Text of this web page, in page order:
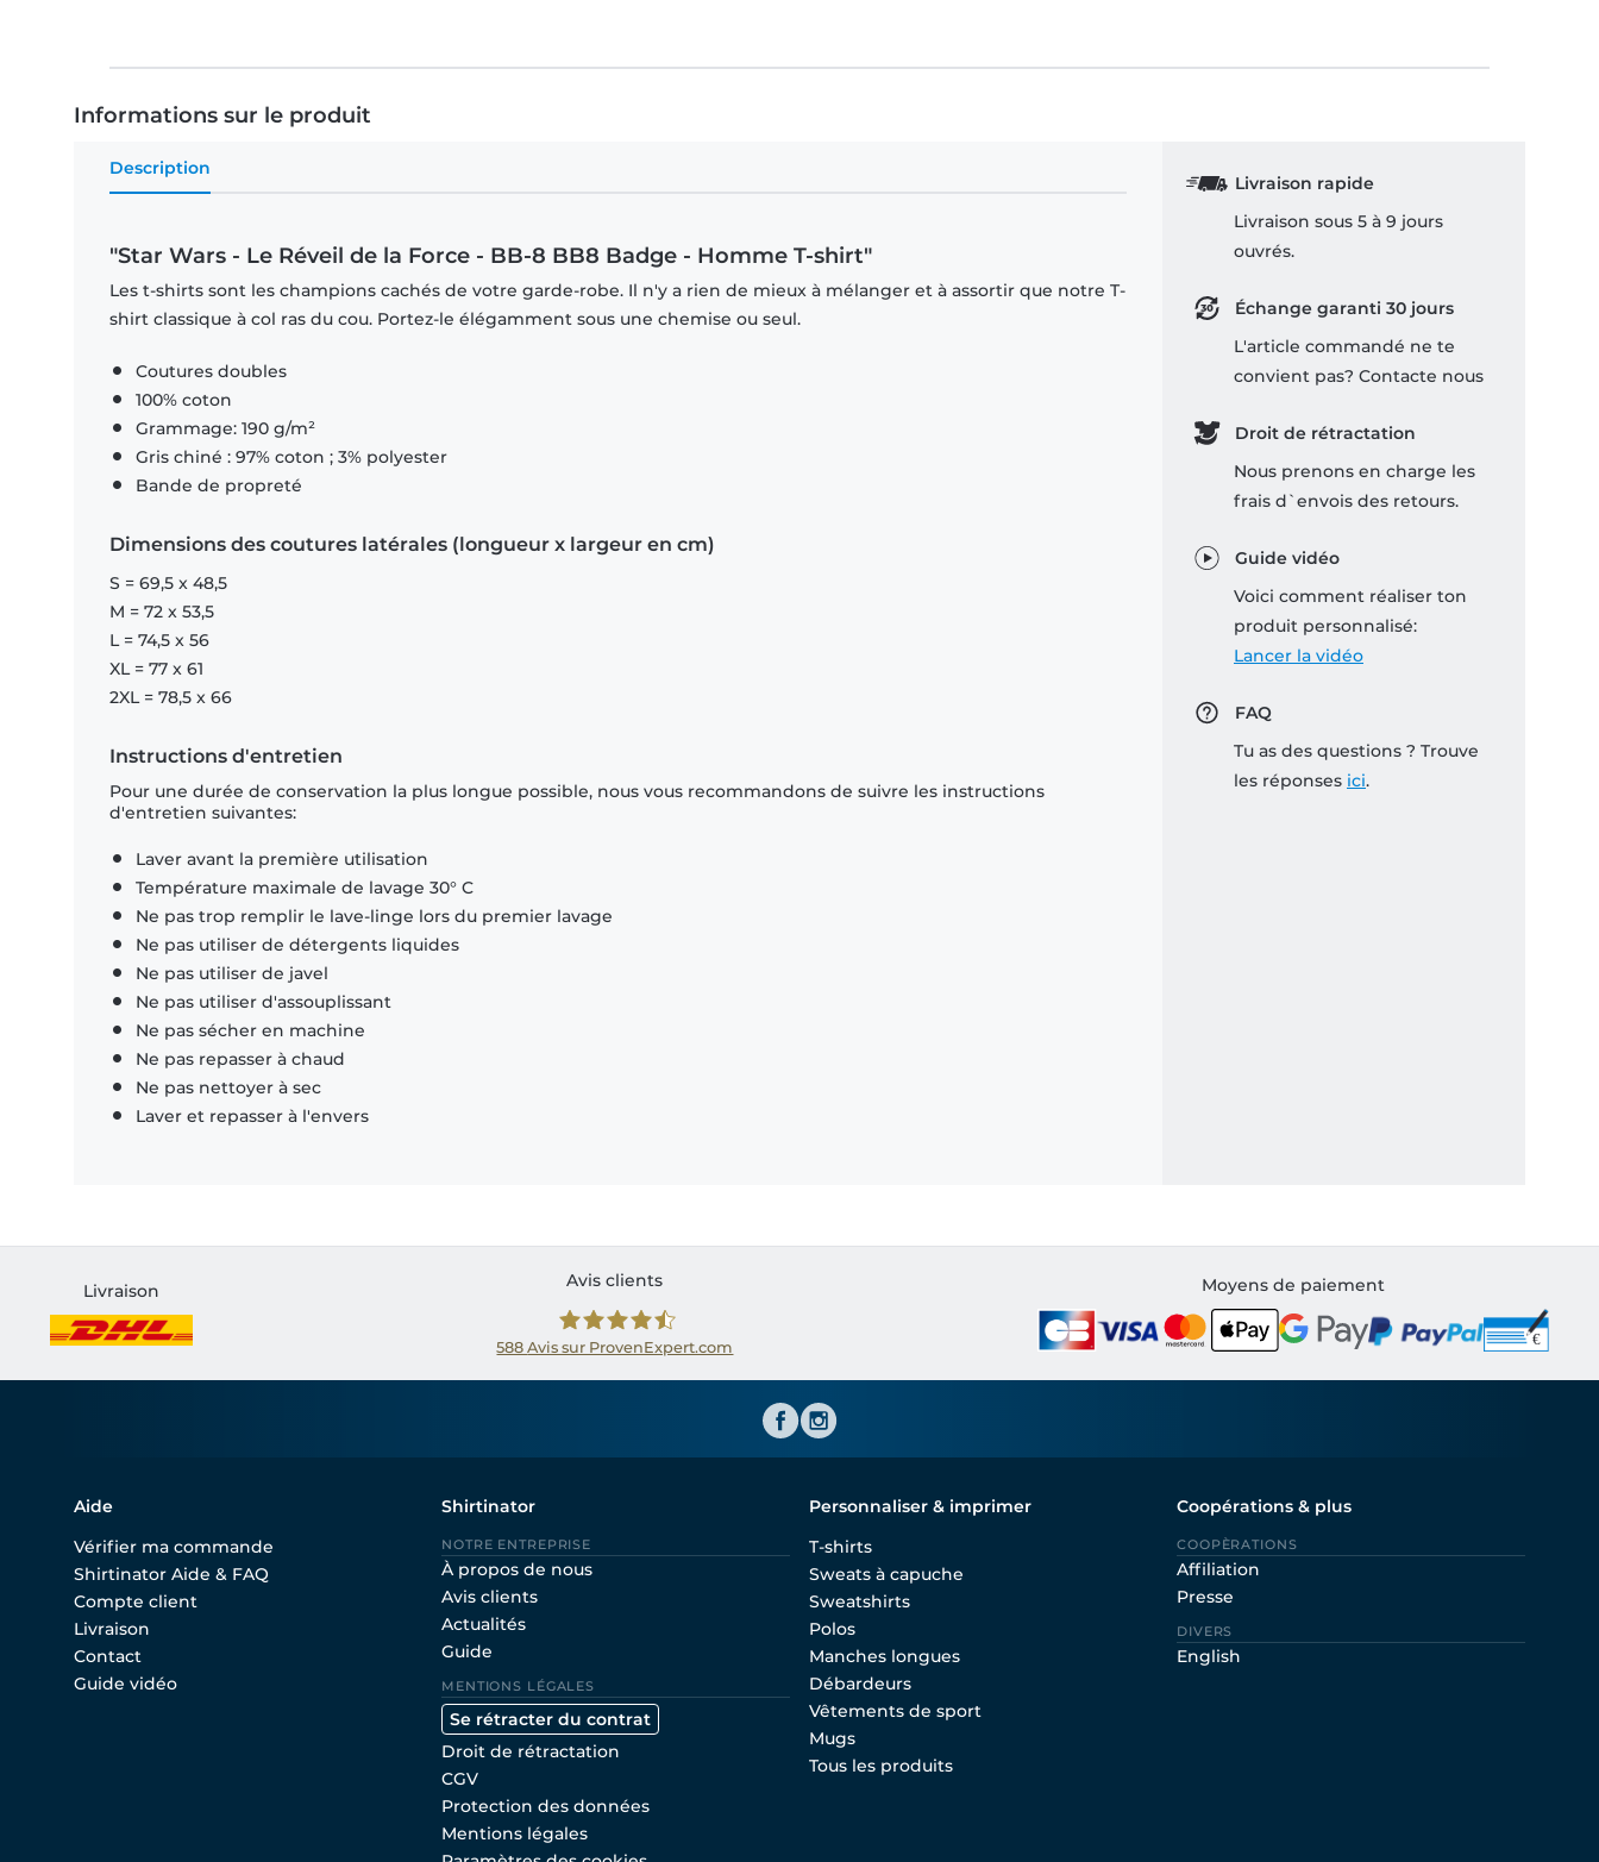
Informations sur le produit
Description
"Star Wars - Le Réveil de la Force - BB-8 BB8 Badge - Homme T-shirt"
Les t-shirts sont les champions cachés de votre garde-robe. Il n'y a rien de mieux à mélanger et à assortir que notre T-
shirt classique à col ras du cou. Portez-le élégamment sous une chemise ou seul.
Coutures doubles
100% coton
Grammage: 190 g/m²
Gris chiné : 97% coton ; 3% polyester
Bande de propreté
Dimensions des coutures latérales (longueur x largeur en cm)
S = 69,5 x 48,5
M = 72 x 53,5
L = 74,5 x 56
XL = 77 x 61
2XL = 78,5 x 66
Instructions d'entretien
Pour une durée de conservation la plus longue possible, nous vous recommandons de suivre les instructions
d'entretien suivantes:
Laver avant la première utilisation
Température maximale de lavage 30° C
Ne pas trop remplir le lave-linge lors du premier lavage
Ne pas utiliser de détergents liquides
Ne pas utiliser de javel
Ne pas utiliser d'assouplissant
Ne pas sécher en machine
Ne pas repasser à chaud
Ne pas nettoyer à sec
Laver et repasser à l'envers
Livraison rapide
Livraison sous 5 à 9 jours
ouvrés.
Échange garanti 30 jours
L'article commandé ne te
convient pas? Contacte nous
Droit de rétractation
Nous prenons en charge les
frais d`envois des retours.
Guide vidéo
Voici comment réaliser ton
produit personnalisé:
Lancer la vidéo
FAQ
Tu as des questions ? Trouve
les réponses ici.
Livraison
Avis clients
588Avis sur ProvenExpert.com
Moyens de paiement
Aide
Vérifier ma commande
Shirtinator Aide & FAQ
Compte client
Livraison
Contact
Guide vidéo
Shirtinator
NOTRE ENTREPRISE
À propos de nous
Avis clients
Actualités
Guide
MENTIONS LÉGALES
Se rétracter du contrat
Droit de rétractation
CGV
Protection des données
Mentions légales
Personnaliser & imprimer
T-shirts
Sweats à capuche
Sweatshirts
Polos
Manches longues
Débardeurs
Vêtements de sport
Mugs
Tous les produits
Coopérations & plus
COOPÈRATIONS
Affiliation
Presse
DIVERS
English